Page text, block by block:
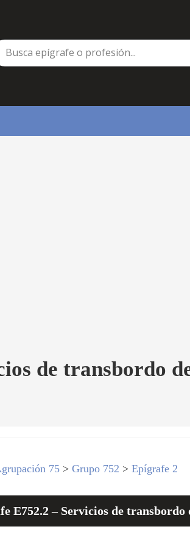
de transbordo
75 >Grupo 752 >Epígrafe 2
E752.2 – Servicios de transbordo